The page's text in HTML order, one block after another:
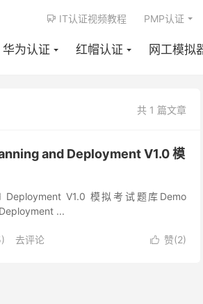
华为认证 红帽认证 网工模拟
 IT认证视频教程 PMP认证
共 1 篇文章
and Deployment V1.0 模
Deployment V1.0 模拟考试题库Demo
...
 赞(2)
去评论